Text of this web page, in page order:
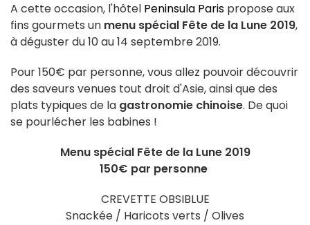
A cette occasion, l'hôtel Peninsula Paris propose aux
fins gourmets un menu spécial Fête de la Lune 2019,
à déguster du 10 au 14 septembre 2019.
Pour 150€ par personne, vous allez pouvoir découvrir
des saveurs venues tout droit d'Asie, ainsi que des
plats typiques de la gastronomie chinoise. De quoi
se pourlécher les babines !
Menu spécial Fête de la Lune 2019
150€ par personne
CREVETTE OBSIBLUE
Snackée / Haricots verts / Olives